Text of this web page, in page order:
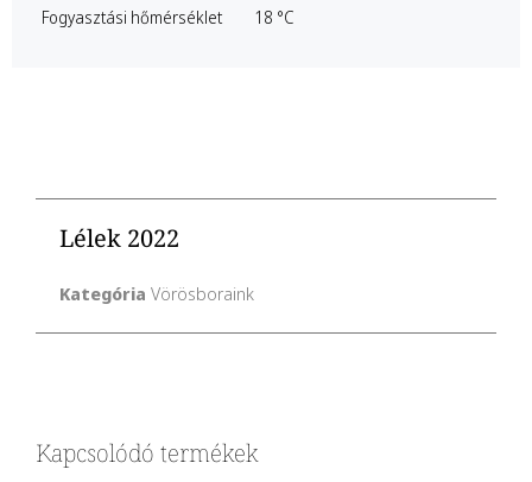
Fogyasztási hőmérséklet 18 °C
Lélek 2022
Kategória Vörösboraink
Kapcsolódó termékek